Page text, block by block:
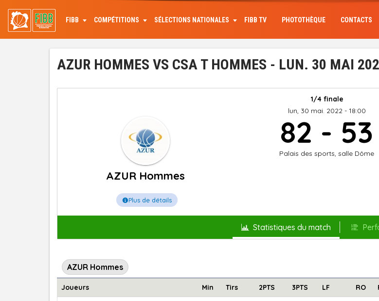
contenu
principal
FIBB COMPÉTITIONS SÉLECTIONS NATIONALES FIBB TV PHOTOTHÈQUE CONTACTS
AZUR HOMMES VS CSA T HOMMES - LUN. 30 MAI
1/4 finale
lun, 30 mai. 2022 - 18:00
AZUR Hommes
Plus de détails
82 - 53
Palais des sports, salle Dôme
Statistiques du match
AZUR Hommes
Joueurs Min Tirs 2PTS 3PTS LF RO